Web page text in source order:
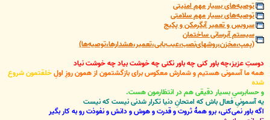
توصیه‌های بسیار مهم امنیتی
توصیه‌های بسیار مهم سلامتی
سرویس و تعمیر آبگرمکن و پکیج
سیستم آبرسانی ساختمان
(پمپ،مخزن،روشهای‌نصب،عیب‌یابی،تعمیر،هشدارها،توصیه‌ها)
دوستِ عزیز،چه باور کنی چه باور نکنی چه خوشت بیاد چه خوشت نیاد
همه ما آسمونی هستیم و شمارش معکوس برای بازگشتمون از همون روزِ اولِخلقتمون شروع
شده
و حسابرسیِ بسیار دقیقی هم در انتظارمون هست.
یه آسمونیِ فعال باش که امتحانِ دنیا تکرار شدنی نیست که نیست
اگه باور نمی‌کنی، برو همۀ ثروت و قدرت و هوش و دانش و نفوذت رو به کار بگیر